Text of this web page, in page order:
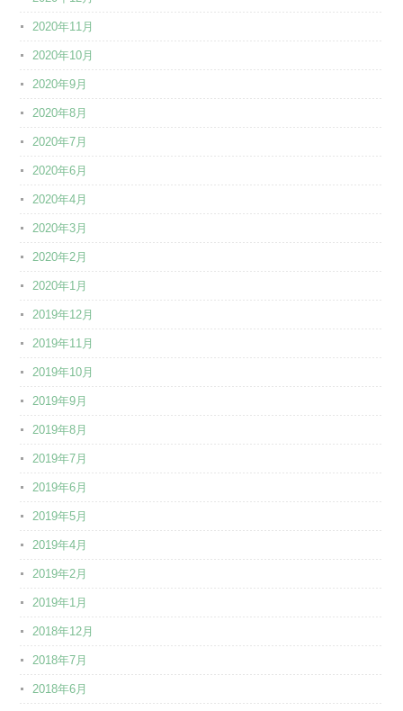
2020年11月
2020年10月
2020年9月
2020年8月
2020年7月
2020年6月
2020年4月
2020年3月
2020年2月
2020年1月
2019年12月
2019年11月
2019年10月
2019年9月
2019年8月
2019年7月
2019年6月
2019年5月
2019年4月
2019年2月
2019年1月
2018年12月
2018年7月
2018年6月